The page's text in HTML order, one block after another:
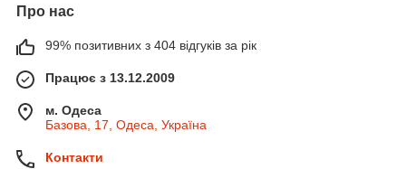
Про нас
99% позитивних з 404 відгуків за рік
Працює з 13.12.2009
м. Одеса
Базова, 17, Одеса, Україна
Контакти